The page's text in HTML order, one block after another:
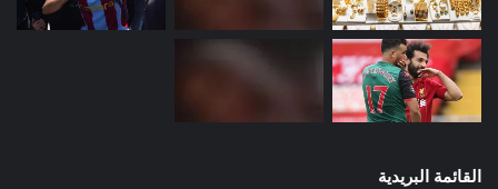
القائمة البريدية